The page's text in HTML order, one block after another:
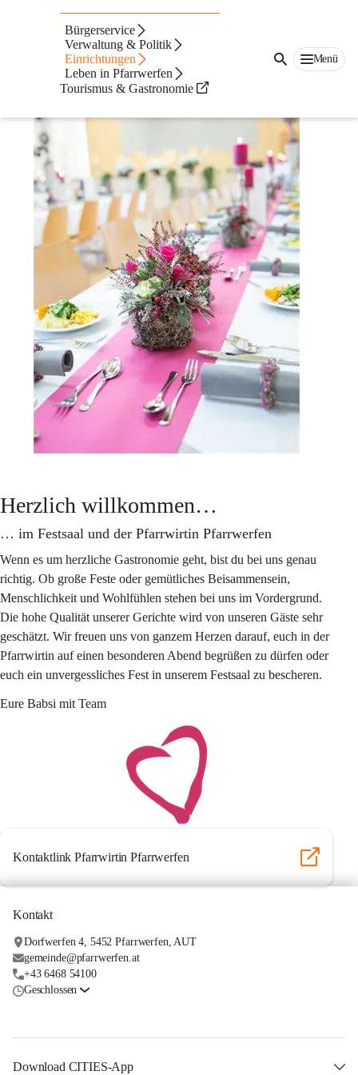
Bürgerservice
Verwaltung & Politik
Einrichtungen
Leben in Pfarrwerfen
Tourismus & Gastronomie
Menü
Festsaal Pfarrwerfen
Herzlich willkommen…
… im Festsaal und der Pfarrwirtin Pfarrwerfen
Wenn es um herzliche Gastronomie geht, bist du bei uns genau
richtig. Ob große Feste oder gemütliches Beisammensein,
Menschlichkeit und Wohlfühlen stehen bei uns im Vordergrund.
Die hohe Qualität unserer Gerichte wird von unseren Gäste sehr
geschätzt. Wir freuen uns von ganzem Herzen darauf, euch in der
Pfarrwirtin auf einen besonderen Abend begrüßen zu dürfen oder
euch ein unvergessliches Fest in unserem Festsaal zu bescheren.
Eure Babsi mit Team
Kontaktlink Pfarrwirtin Pfarrwerfen
Kontakt
Dorfwerfen 4, 5452 Pfarrwerfen, AUT
gemeinde@pfarrwerfen.at
+43 6468 54100
Geschlossen
Download CITIES-App